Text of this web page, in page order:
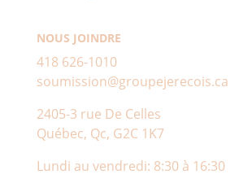
NOUS JOINDRE
418 626-1010
soumission@groupejerecois.ca
2405-3 rue De Celles
Québec, Qc, G2C 1K7
Lundi au vendredi: 8:30 à 16:30